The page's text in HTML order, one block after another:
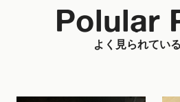
よく見られてい
Polular